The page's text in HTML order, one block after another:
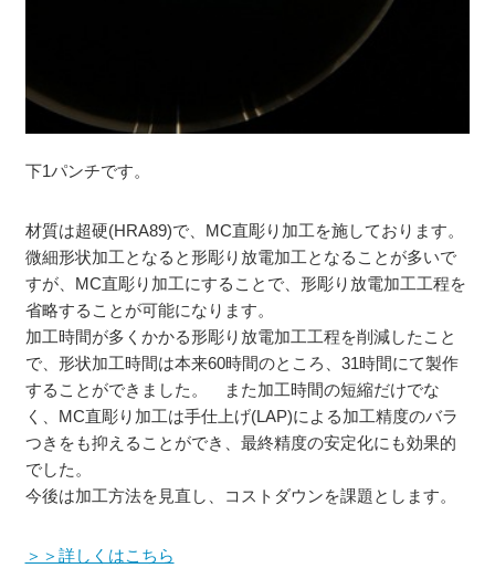
下1パンチです。
材質は超硬(HRA89)で、MC直彫り加工を施しております。
微細形状加工となると形彫り放電加工となることが多いで
すが、MC直彫り加工にすることで、形彫り放電加工工程を
省略することが可能になります。
加工時間が多くかかる形彫り放電加工工程を削減したこと
で、形状加工時間は本来60時間のところ、31時間にて製作
することができました。 また加工時間の短縮だけでな
く、MC直彫り加工は手仕上げ(LAP)による加工精度のバラ
つきをも抑えることができ、最終精度の安定化にも効果的
でした。
今後は加工方法を見直し、コストダウンを課題とします。
＞＞詳しくはこちら